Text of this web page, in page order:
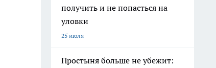
получить и не попасться на
уловки
25 июля
Простыня больше не убежит: